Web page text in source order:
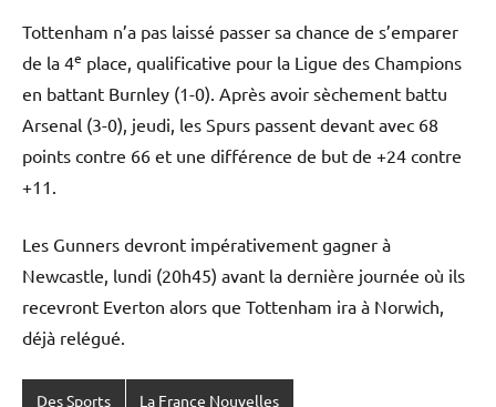
Tottenham n’a pas laissé passer sa chance de s’emparer
de la 4e place, qualificative pour la Ligue des Champions
en battant Burnley (1-0). Après avoir sèchement battu
Arsenal (3-0), jeudi, les Spurs passent devant avec 68
points contre 66 et une différence de but de +24 contre
+11.
Les Gunners devront impérativement gagner à
Newcastle, lundi (20h45) avant la dernière journée où ils
recevront Everton alors que Tottenham ira à Norwich,
déjà relégué.
Des Sports La France Nouvelles